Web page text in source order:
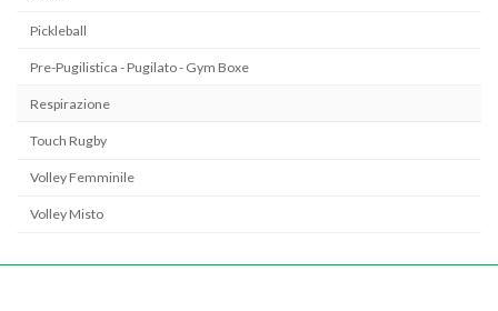
Pickleball
Pre-Pugilistica - Pugilato - Gym Boxe
Respirazione
Touch Rugby
Volley Femminile
Volley Misto